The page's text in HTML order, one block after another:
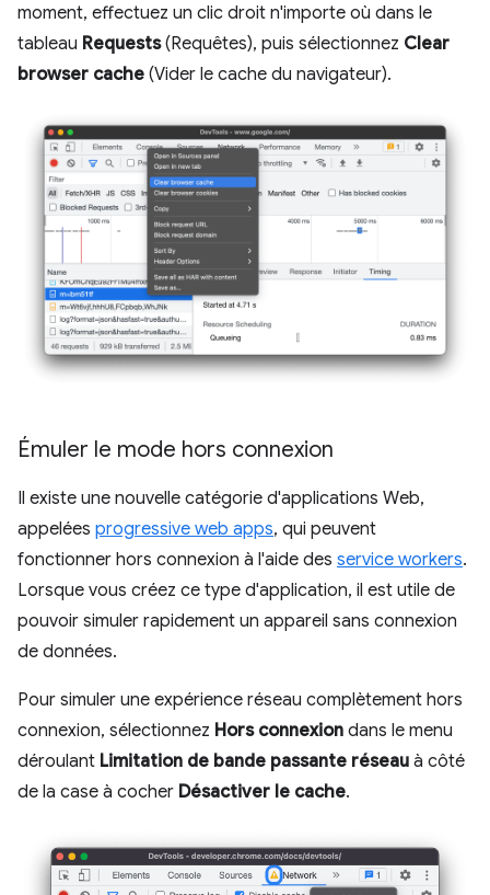
moment, effectuez un clic droit n'importe où dans le
tableau Requests(Requêtes), puis sélectionnez Clear
browser cache (Vider le cache du navigateur).
Émuler le mode hors connexion
Il existe une nouvelle catégorie d'applications Web,
appelées progressive web apps, qui peuvent
fonctionner hors connexion à l'aide des service workers.
Lorsque vous créez ce type d'application, il est utile de
pouvoir simuler rapidement un appareil sans connexion
de données.
Pour simuler une expérience réseau complètement hors
connexion, sélectionnez Hors connexion dans le menu
déroulant Limitation de bande passante réseau à côté
de la case à cocher Désactiver le cache.